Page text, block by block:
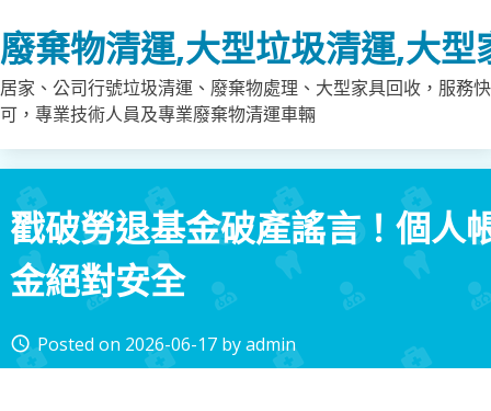
to
content
廢棄物清運,大型垃圾清運,大
居家、公司行號垃圾清運、廢棄物處理、大型家具回收，服務
可，專業技術人員及專業廢棄物清運車輛
戳破勞退基金破產謠言！個人
金絕對安全
access_time Posted on 2026-06-17 byadmin